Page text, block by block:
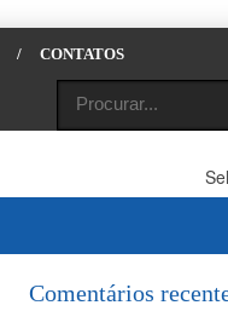
/ CONTATOS
Comentários